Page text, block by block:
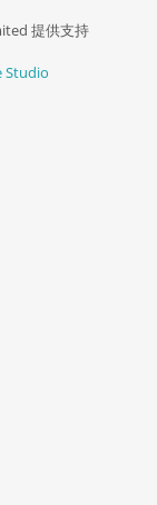
提供支持
Studio